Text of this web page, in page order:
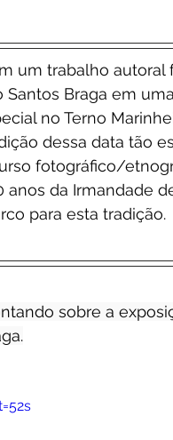
um trabalho autoral
Braga em
no Terno
dessa data tão
fotográfico/
da Irmandade
para esta tradição.
sobre a